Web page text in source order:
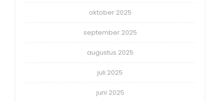
oktober 2025
september 2025
augustus 2025
juli 2025
juni 2025